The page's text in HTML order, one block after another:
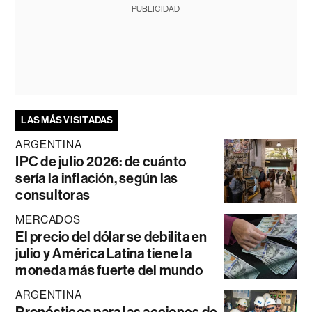
PUBLICIDAD
LAS MÁS VISITADAS
ARGENTINA
IPC de julio 2026: de cuánto
sería la inflación, según las
consultoras
MERCADOS
El precio del dólar se debilita en
julio y América Latina tiene la
moneda más fuerte del mundo
ARGENTINA